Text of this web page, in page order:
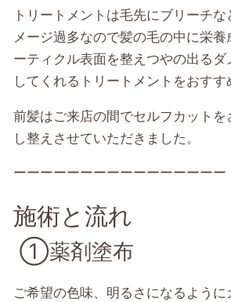
トリートメントは毛先にブリーチ
メージ過多なので髪の毛の中に栄養
ーティクル表面を整えつやの出る
してくれるトリートメントをおすす
前髪はご来店の間でセルフカット
し整えさせていただきました。
ーーーーーーーーーーーーーーーー
施術と流れ
①薬剤塗布
ご希望の色味、明るさになるように